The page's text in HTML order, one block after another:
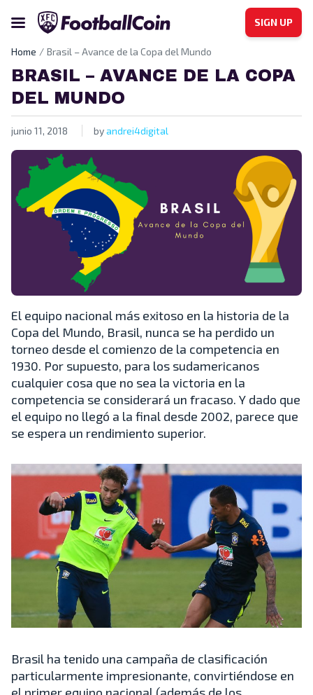
SIGN UP
Home Brasil – Avance de la Copa del Mundo
BRASIL – AVANCE DE LA COPA
DEL MUNDO
junio 11, 2018 byandrei4digital
El equipo nacional más exitoso en la historia de la
Copa del Mundo, Brasil, nunca se ha perdido un
torneo desde el comienzo de la competencia en
1930. Por supuesto, para los sudamericanos
cualquier cosa que no sea la victoria en la
competencia se considerará un fracaso. Y dado que
el equipo no llegó a la final desde 2002, parece que
se espera un rendimiento superior.
Brasil ha tenido una campaña de clasificación
particularmente impresionante, convirtiéndose en